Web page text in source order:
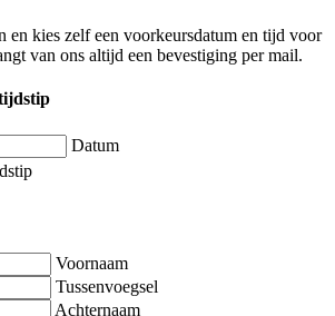
en kies zelf een voorkeursdatum en tijd voor
van ons altijd een bevestiging per mail.
Datum
Voornaam
Tussenvoegsel
Achternaam